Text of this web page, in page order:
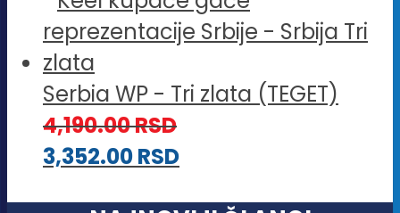
Serbia WP - Tri zlata (TEGET)
4,190.00RSD
3,352.00RSD